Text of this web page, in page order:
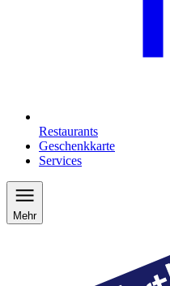
Restaurants
Geschenkkarte
Services
Mehr